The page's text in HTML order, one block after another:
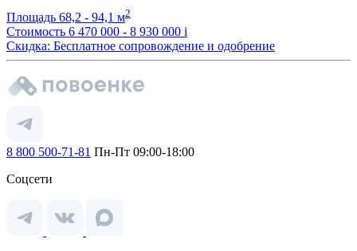
Площадь 68,2 - 94,1 м2
Стоимость 6 470 000 - 8 930 000 i
Скидка: Бесплатное сопровождение и одобрение
8 800 500-71-81 Пн-Пт 09:00-18:00
Соцсети